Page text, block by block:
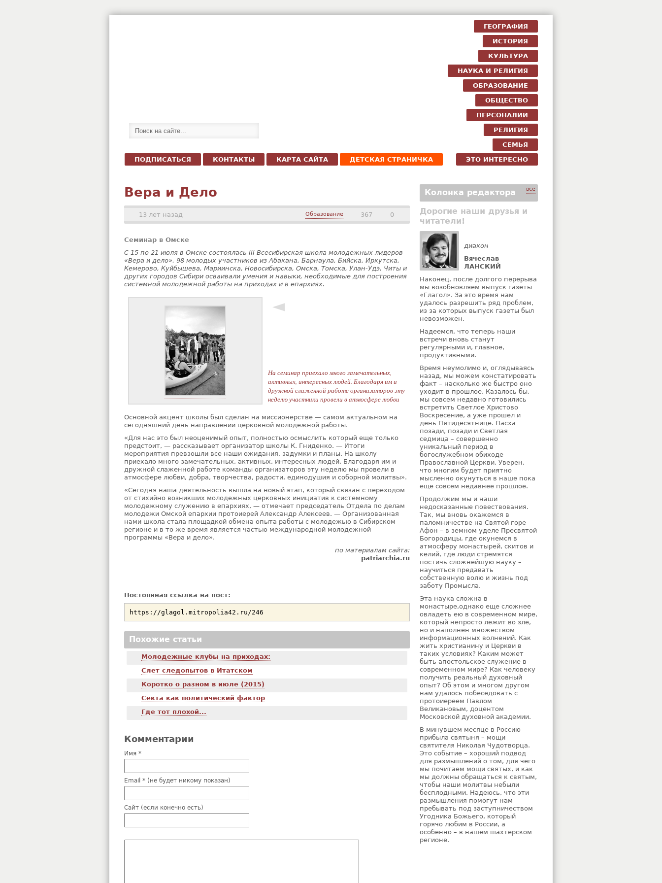
ГЕОГРАФИЯ
ИСТОРИЯ
КУЛЬТУРА
НАУКА И РЕЛИГИЯ
ОБРАЗОВАНИЕ
ОБЩЕСТВО
ПЕРСОНАЛИИ
РЕЛИГИЯ
СЕМЬЯ
ЭТО ИНТЕРЕСНО
ПОДПИСАТЬСЯ КОНТАКТЫ КАРТА САЙТА ДЕТСКАЯ СТРАНИЧКА
Вера и Дело
13 лет назад 0
367
Образование
Семинар в Омске
С 15 по 21 июля в Омске состоялась III Всесибирская школа молодежных лидеров
«Вера и дело». 98 молодых участников из Абакана, Барнаула, Бийска, Иркутска,
Кемерово, Куйбышева, Мариинска, Новосибирска, Омска, Томска, Улан-Удэ, Читы и
других городов Сибири осваивали умения и навыки, необходимые для построения
системной молодежной работы на приходах и в епархиях.
◄
На семинар приехало много замечательных,
активных, интересных людей. Благодаря им и
дружной слаженной работе организаторов эту
неделю участники провели в атмосфере любви
Основной акцент школы был сделан на миссионерстве — самом актуальном на
сегодняшний день направлении церковной молодежной работы.
«Для нас это был неоценимый опыт, полностью осмыслить который еще только
предстоит, — рассказывает организатор школы К. Гниденко. — Итоги
мероприятия превзошли все наши ожидания, задумки и планы. На школу
приехало много замечательных, активных, интересных людей. Благодаря им и
дружной слаженной работе команды организаторов эту неделю мы провели в
атмосфере любви, добра, творчества, радости, единодушия и соборной молитвы».
«Сегодня наша деятельность вышла на новый этап, который связан с переходом
от стихийно возникших молодежных церковных инициатив к системному
молодежному служению в епархиях, — отмечает председатель Отдела по делам
молодежи Омской епархии протоиерей Александр Алексеев. — Организованная
нами школа стала площадкой обмена опыта работы с молодежью в Сибирском
регионе и в то же время является частью международной молодежной
программы «Вера и дело».
по материалам сайта:
patriarchia.ru
Постоянная ссылка на пост:
Похожие статьи
Молодежные клубы на приходах:
Слет следопытов в Итатском
Коротко о разном в июле (2015)
Секта как политический фактор
Где тот плохой...
Комментарии
Имя *
Email * (не будет никому показан)
Сайт (если конечно есть)
Колонка редактора все
Дорогие наши друзья и
читатели!
диакон
Вячеслав
ЛАНСКИЙ
Наконец, после долгого перерыва
мы возобновляем выпуск газеты
«Глагол». За это время нам
удалось разрешить ряд проблем,
из за которых выпуск газеты был
невозможен.
Надеемся, что теперь наши
встречи вновь станут
регулярными и, главное,
продуктивными.
Время неумолимо и, оглядываясь
назад, мы можем констатировать
факт – насколько же быстро оно
уходит в прошлое. Казалось бы,
мы совсем недавно готовились
встретить Светлое Христово
Воскресение, а уже прошел и
день Пятидесятнице. Пасха
позади, позади и Светлая
седмица – совершенно
уникальный период в
богослужебном обиходе
Православной Церкви. Уверен,
что многим будет приятно
мысленно окунуться в наше пока
еще совсем недавнее прошлое.
Продолжим мы и наши
недосказанные повествования.
Так, мы вновь окажемся в
паломничестве на Святой горе
Афон – в земном уделе Пресвятой
Богородицы, где окунемся в
атмосферу монастырей, скитов и
келий, где люди стремятся
постичь сложнейшую науку –
научиться предавать
собственную волю и жизнь под
заботу Промысла.
Эта наука сложна в
монастыре,однако еще сложнее
овладеть ею в современном мире,
который непросто лежит во зле,
но и наполнен множеством
информационных волнений. Как
жить христианину и Церкви в
таких условиях? Каким может
быть апостольское служение в
современном мире? Как человеку
получить реальный духовный
опыт? Об этом и многом другом
нам удалось побеседовать с
протоиереем Павлом
Великановым, доцентом
Московской духовной академии.
В минувшем месяце в Россию
прибыла святыня – мощи
святителя Николая Чудотворца.
Это событие – хороший подвод
для размышлений о том, для чего
мы почитаем мощи святых, и как
мы должны обращаться к святым,
чтобы наши молитвы небыли
бесплодными. Надеюсь, что эти
размышления помогут нам
пребывать под заступничеством
Угодника Божьего, который
горячо любим в России, а
особенно – в нашем шахтерском
регионе.